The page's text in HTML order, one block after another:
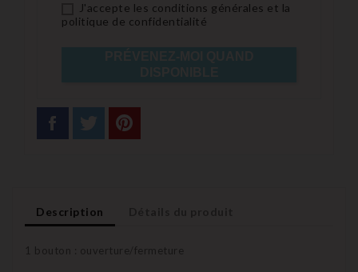
J'accepte les conditions générales et la
politique de confidentialité
Description
1 bouton : ouverture/fermeture